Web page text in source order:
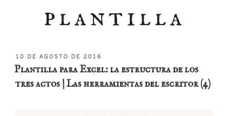
plantilla
PUBLICADO
EL
10 DE AGOSTO DE 2016
Plantilla para Excel: la estructura de los
tres actos | Las herramientas del escritor (4)